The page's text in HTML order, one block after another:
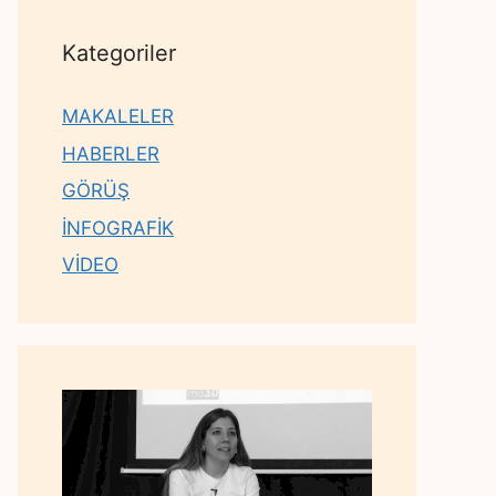
Kategoriler
MAKALELER
HABERLER
GÖRÜŞ
İNFOGRAFİK
VİDEO